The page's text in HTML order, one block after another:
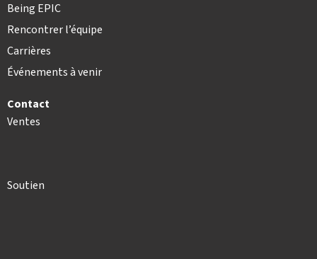
Being EPIC
Rencontrer l’équipe
Carrières
Événements à venir
Contact
Ventes
Soutien